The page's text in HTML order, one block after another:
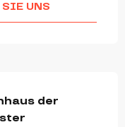
SIE UNS
der